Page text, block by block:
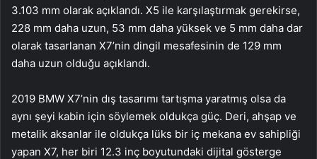
3.103 mm olarak açıklandı. X5 ile karşılaştırmak gerekirse,
228 mm daha uzun, 53 mm daha yüksek ve 5 mm daha dar
olarak tasarlanan X7’nin dingil mesafesinin de 129 mm
daha uzun olduğu açıklandı.
2019 BMW X7’nin dış tasarımı tartışma yaratmış olsa da
aynı şeyi kabin için söylemek oldukça güç. Deri, ahşap ve
metalik aksanlar ile oldukça lüks bir iç mekana ev sahipliği
yapan X7, her biri 12.3 inç boyutundaki dijital gösterge